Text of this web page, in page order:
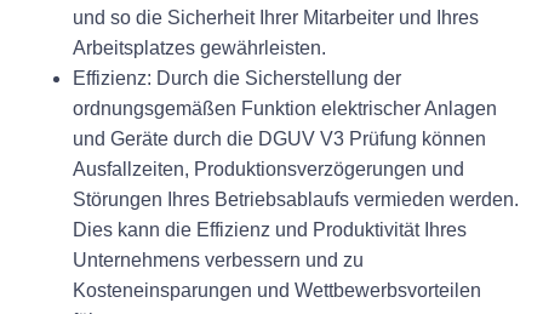
und so die Sicherheit Ihrer Mitarbeiter und Ihres
Arbeitsplatzes gewährleisten.
Effizienz: Durch die Sicherstellung der
ordnungsgemäßen Funktion elektrischer Anlagen
und Geräte durch die DGUV V3 Prüfung können
Ausfallzeiten, Produktionsverzögerungen und
Störungen Ihres Betriebsablaufs vermieden werden.
Dies kann die Effizienz und Produktivität Ihres
Unternehmens verbessern und zu
Kosteneinsparungen und Wettbewerbsvorteilen